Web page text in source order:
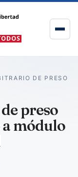
DE PRESO
preso
módulo